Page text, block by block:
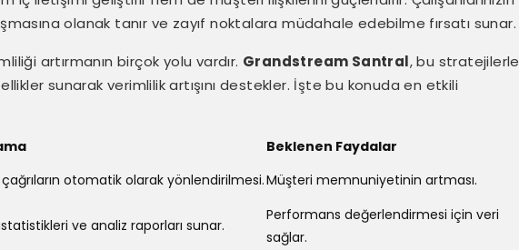
olanak tanır ve zayıf noktalara müdahale edebilme fırsatı sunar.
artırmanın birçok yolu vardır. Grandstream Santral, bu stratejilerle
sunarak verimlilik artışını destekler. İşte bu konuda en etkili
Beklenen Faydalar
otomatik olarak yönlendirilmesi.Müşteri memnuniyetinin artması.
ve analiz raporları sunar.
Performans değerlendirmesi için veri
sağlar.